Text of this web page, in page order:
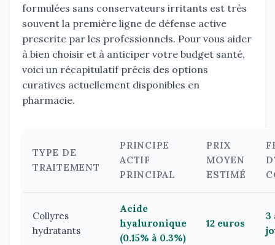
formulées sans conservateurs irritants est très
souvent la première ligne de défense active
prescrite par les professionnels. Pour vous aider
à bien choisir et à anticiper votre budget santé,
voici un récapitulatif précis des options
curatives actuellement disponibles en
pharmacie.
TYPE DE
TRAITEMENT
PRINCIPE
ACTIF
PRINCIPAL
PRIX
MOYEN
ESTIMÉ
Collyres
hydratants
Acide
hyaluronique
(0.15% à 0.3%)
12 euros
3